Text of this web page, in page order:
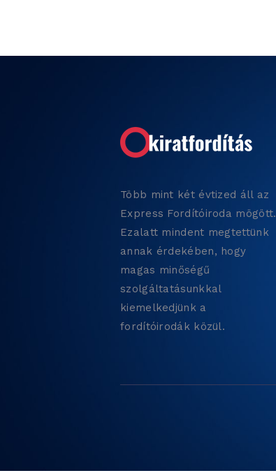
Több mint két évtized áll az
Express Fordítóiroda mögött.
Ezalatt mindent megtettünk
annak érdekében, hogy
magas minőségű
szolgáltatásunkkal
kiemelkedjünk a
fordítóirodák közül.